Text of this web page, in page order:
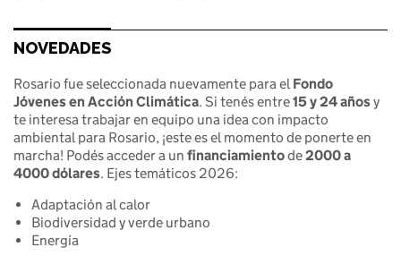
NOVEDADES
Rosario fue seleccionada nuevamente para el Fondo
Jóvenes en Acción Climática. Si tenés entre15 y 24 añosy
te interesa trabajar en equipo una idea con impacto
ambiental para Rosario, ¡este es el momento de ponerte en
marcha! Podés acceder a un financiamientode2000 a
4000 dólares. Ejes temáticos 2026:
Adaptación al calor
Biodiversidad y verde urbano
Energía